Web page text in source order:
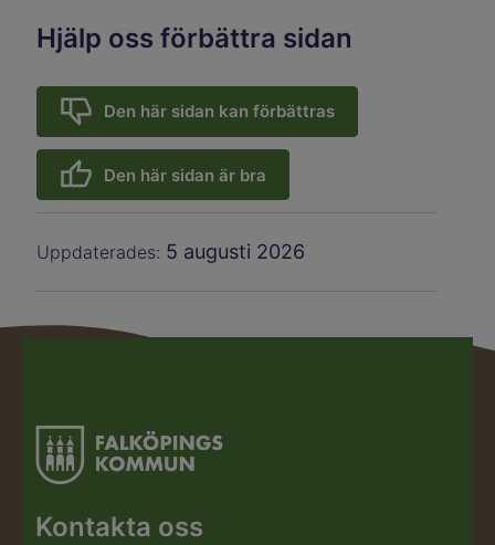
Hjälp oss förbättra sidan
Den här sidan kan förbättras
Den här sidan är bra
Uppdaterades: 5 augusti 2026
Kontakta oss